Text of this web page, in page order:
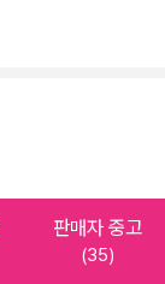
판매자 중고
(35)